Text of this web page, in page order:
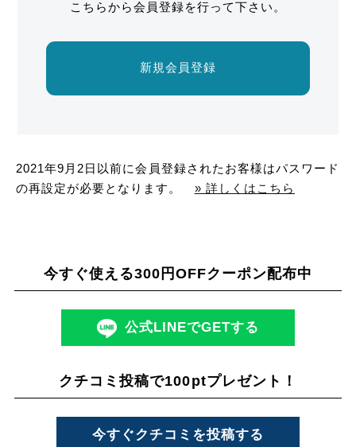
こちらから会員登録を行って下さい。
新規会員登録
2021年9月2日以前に会員登録されたお客様はパスワード
の再設定が必要となります。 » 詳しくはこちら
今すぐ使える300円OFFクーポン配布中
公式LINEでGETする
クチコミ投稿で100ptプレゼント！
今すぐクチコミを投稿する